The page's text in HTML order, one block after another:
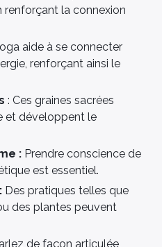
la connexion
aide à se connecter
renforçant ainsi le
: Ces graines sacrées
et développent le
: Prendre conscience de
est essentiel.
Des pratiques telles que
des plantes peuvent
de façon articulée,